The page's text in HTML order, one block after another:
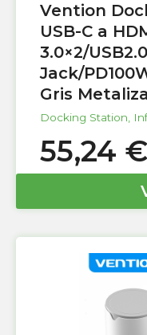
Vention
USB-C a
3.0×2/
Jack/
Gris
Docking Station
55,24 €